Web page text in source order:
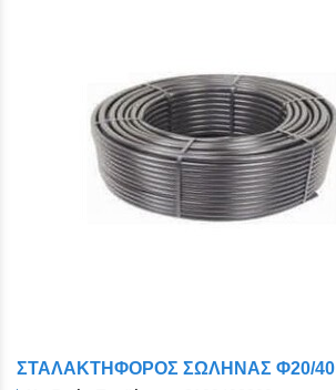
ΣΤΑΛΑΚΤΗΦΟΡΟΣ ΣΩΛΗΝΑΣ Φ20/40